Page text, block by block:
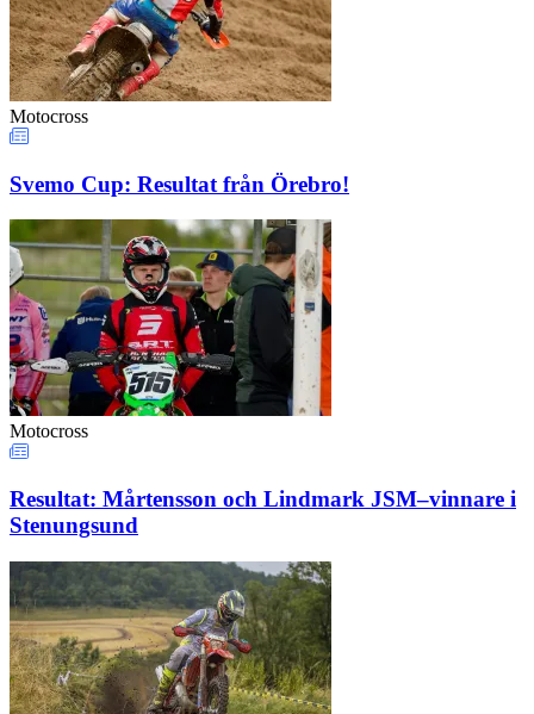
Motocross
Svemo Cup: Resultat från Örebro!
Motocross
Resultat: Mårtensson och Lindmark JSM–vinnare i
Stenungsund